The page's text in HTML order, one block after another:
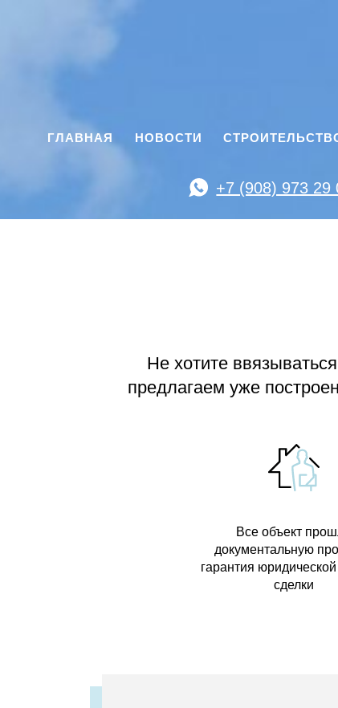
ГЛАВНАЯ НОВОСТИ
+7 (908) 973 29
Не хотите
предлагаем уже
Все объект
документальную
гарантия
сделки